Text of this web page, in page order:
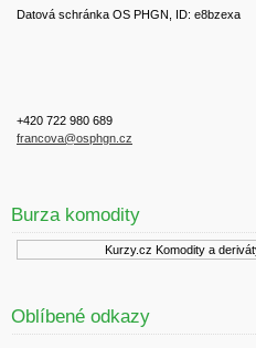
Datová schránka OS PHGN, ID: e8bzexa
+420 722 980 689
francova@osphgn.cz
Burza komodity
Kurzy.cz Komodity a deriváty
Oblíbené odkazy